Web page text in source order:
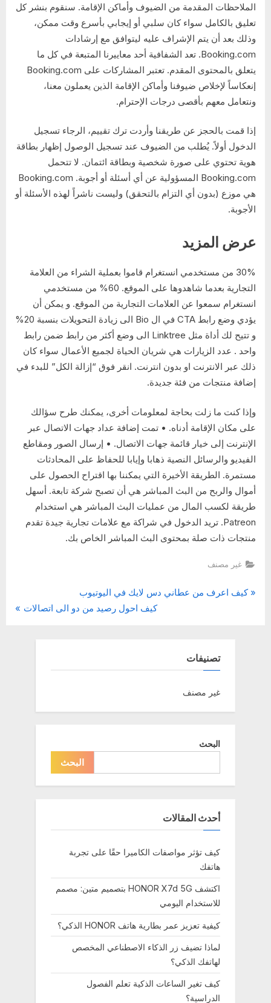
الملاحظات المقدمة من الضيوف وأماكن الإقامة. سنقوم بنشر كل
تعليق بالكامل سواء كان سلبي أو إيجابي بأسرع وقت ممكن،
وذلك بعد أن يتم الإشراف عليه ليتوافق مع إرشادات
Booking.com. تعد الشفافية أحد معاييرنا المتبعة في كل ما
يتعلق بالمحتوى المقدم. تعتبر المشاركات على Booking.com
إنعكاساً لإخلاص ضيوفنا وأماكن الإقامة الذين يعملون معنا،
ونتعامل معهم بأقصى درجات الإحترام.
إذا قمت بالحجز عن طريقنا وأردت ترك تقييم، الرجاء تسجيل
الدخول أولاً. يُطلب من الضيوف عند تسجيل الوصول إظهار بطاقة
هوية تحتوي على صورة شخصية وبطاقة ائتمان. لا تتحمل
Booking.com المسؤولية عن أي أسئلة أو أجوبة. Booking.com
هي موزع (بدون أي التزام بالتحقق) وليست ناشراً لهذه الأسئلة أو
الأجوبة.
عرض المزيد
30% من مستخدمي انستغرام قاموا بعملية الشراء من العلامة
التجارية بعدما شاهدوها على الموقع. 60% من مستخدمي
انستغرام سمعوا عن العلامات التجارية من الموقع. و يمكن أن
يؤدي وضع رابط CTA في ال Bio الى زيادة التحويلات بنسبة 20%
و تتيح لك أداة مثل Linktree الى وضع أكثر من رابط ضمن رابط
واحد . عدد الزيارات هي شريان الحياة لجميع الأعمال سواء كان
ذلك عبر الانترنت او بدون انترنت. انقر فوق “إزالة الكل” للبدء في
إضافة منتجات من فئة جديدة.
وإذا كنت ما زلت بحاجة لمعلومات أخرى، يمكنك طرح سؤالك
على مكان الإقامة أدناه. • تمت إضافة عداد جهات الاتصال عبر
الإنترنت إلى خيار قائمة جهات الاتصال. • إرسال الصور ومقاطع
الفيديو والرسائل النصية ذهابا وإيابا للحفاظ على المحادثات
مستمرة. الطريقة الأخيرة التي يمكننا بها اقتراح الحصول على
أموال والربح من البث المباشر هي أن تصبح شركة تابعة. أسهل
طريقة لكسب المال من عمليات البث المباشر هي استخدام
Patreon. تريد الدخول في شراكة مع علامات تجارية جيدة تقدم
منتجات ذات صلة بمحتوى البث المباشر الخاص بك.
غير مصنف
تصفّح
P
كيف اعرف من عطاني دس لايك في اليوتيوب
N
كيف احول رصيد من دو الى اتصالات
تصنيفات
غير مصنف
البحث
البحث
أحدث المقالات
كيف تؤثر مواصفات الكاميرا حقًا على تجربة
هاتفك
اكتشف HONOR X7d 5G بتصميم متين: مصمم
للاستخدام اليومي
كيفية تعزيز عمر بطارية هاتف HONOR الذكي؟
لماذا تضيف زر الذكاء الاصطناعي المخصص
لهاتفك الذكي؟
كيف تغير الساعات الذكية تعلم الفصول
الدراسية؟